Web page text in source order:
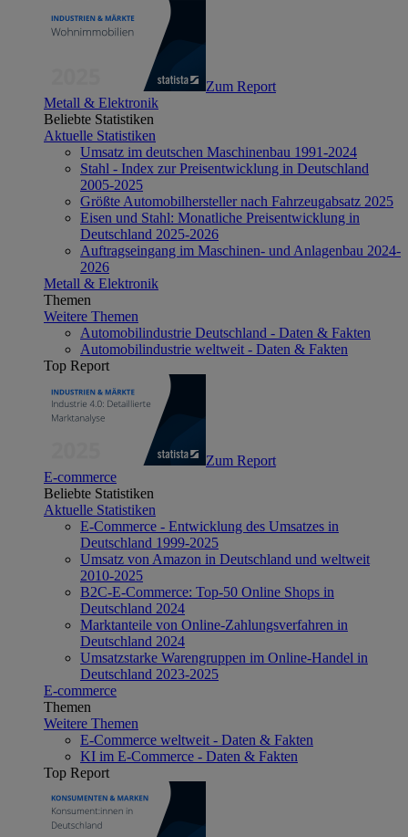
Zum Report
Metall & Elektronik
Beliebte Statistiken
Aktuelle Statistiken
Umsatz im deutschen Maschinenbau 1991-2024
Stahl - Index zur Preisentwicklung in Deutschland
2005-2025
Größte Automobilhersteller nach Fahrzeugabsatz 2025
Eisen und Stahl: Monatliche Preisentwicklung in
Deutschland 2025-2026
Auftragseingang im Maschinen- und Anlagenbau 2024-
2026
Metall & Elektronik
Themen
Weitere Themen
Automobilindustrie Deutschland - Daten & Fakten
Automobilindustrie weltweit - Daten & Fakten
Top Report
Zum Report
E-commerce
Beliebte Statistiken
Aktuelle Statistiken
E-Commerce - Entwicklung des Umsatzes in
Deutschland 1999-2025
Umsatz von Amazon in Deutschland und weltweit
2010-2025
B2C-E-Commerce: Top-50 Online Shops in
Deutschland 2024
Marktanteile von Online-Zahlungsverfahren in
Deutschland 2024
Umsatzstarke Warengruppen im Online-Handel in
Deutschland 2023-2025
E-commerce
Themen
Weitere Themen
E-Commerce weltweit - Daten & Fakten
KI im E-Commerce - Daten & Fakten
Top Report